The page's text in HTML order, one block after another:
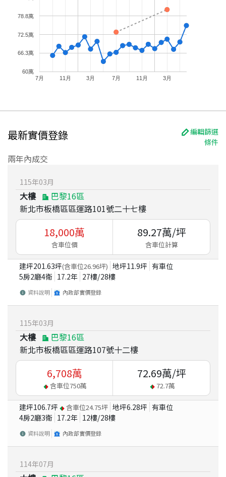
7月 11月 3月 7月 11月 3月
60萬
66.3萬
72.5萬
78.8萬
最新實價登錄
編輯篩選
條件
兩年內成交
115年03月
大樓
巴黎16區
新北市板橋區區運路101號二十七樓
18,000萬
含車位價
89.27萬/坪
含車位計算
建坪201.63坪(含車位26.96坪) 地坪11.9坪 有車位
5房2廳4衛 17.2年 27樓/28樓
資料說明 內政部實價登錄
115年03月
大樓
巴黎16區
新北市板橋區區運路107號十二樓
6,708萬
含車位750萬
72.69萬/坪
72.7萬
建坪106.7坪 含車位24.75坪 地坪6.28坪 有車位
4房2廳3衛 17.2年 12樓/28樓
資料說明 內政部實價登錄
114年07月